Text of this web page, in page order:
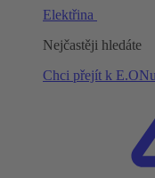
Elektřina
Nejčastěji hledáte
Chci přejít k E.ONu